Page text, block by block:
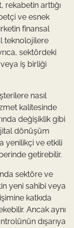
arttığı
ve esnek
finansal
teknolojilere
sektördeki
iş birliği
nasıl
kalitesinde
değişiklik gibi
dönüşüm
yenilikçi ve etkili
getirebilir.
sektöre ve
yeni sahibi veya
katkıda
Ancak aynı
dışarıya